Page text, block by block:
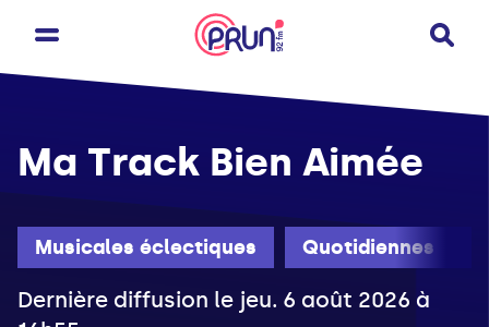
Musicales éclectiques Quotidiennes
Ma Track Bien Aimée
Dernière diffusion le jeu. 6 août 2026 à